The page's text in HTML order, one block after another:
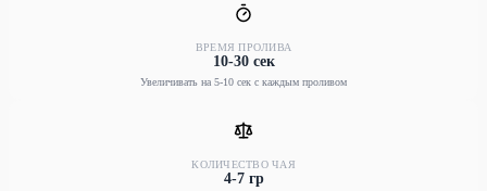
ВРЕМЯ ПРОЛИВА
10-30 сек
Увеличивать на 5-10 сек с каждым проливом
КОЛИЧЕСТВО ЧАЯ
4-7 гр